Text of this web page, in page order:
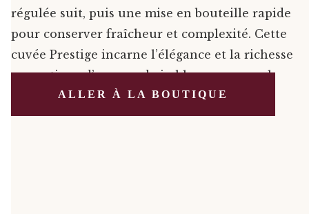
régulée suit, puis une mise en bouteille rapide
pour conserver fraîcheur et complexité. Cette
cuvée Prestige incarne l’élégance et la richesse
aromatique d’un grand vin blanc provençal.
ALLER À LA BOUTIQUE